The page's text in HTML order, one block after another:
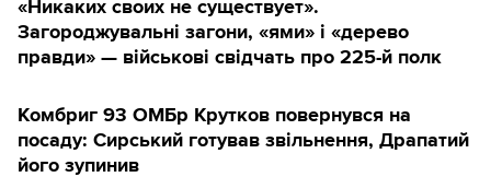
«Никаких своих не существует».
Загороджувальні загони, «ями» і «дерево
правди» — військові свідчать про 225-й полк
Комбриг 93 ОМБр Крутков повернувся на
посаду: Сирський готував звільнення, Драпатий
його зупинив